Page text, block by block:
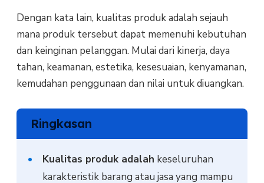
Dengan kata lain, kualitas produk adalah sejauh
mana produk tersebut dapat memenuhi kebutuhan
dan keinginan pelanggan. Mulai dari kinerja, daya
tahan, keamanan, estetika, kesesuaian, kenyamanan,
kemudahan penggunaan dan nilai untuk diuangkan.
Ringkasan
Kualitas produk adalah keseluruhan
karakteristik barang atau jasa yang mampu